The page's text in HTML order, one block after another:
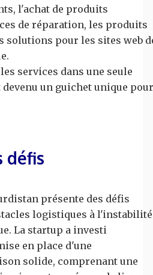
l'achat de produits
de réparation, les produits
solutions pour les sites web
services dans une seule
un guichet unique pour
défis
présente des défis
logistiques à l'instabilité
La startup a investi
en place d'une
solide, comprenant une